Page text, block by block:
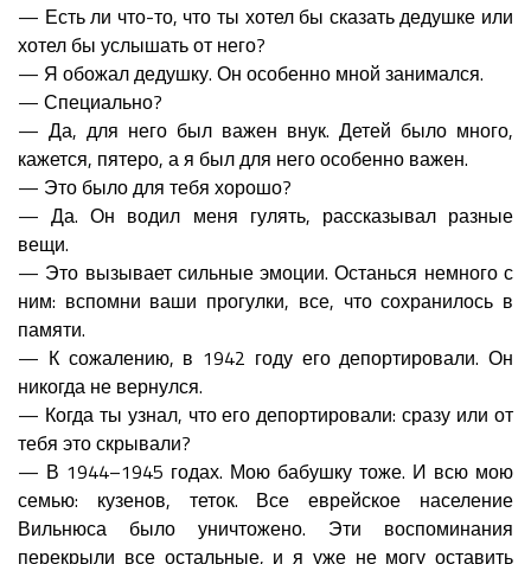
— Есть ли что-то, что ты хотел бы сказать дедушке или
хотел бы услышать от него?
— Я обожал дедушку. Он особенно мной занимался.
— Специально?
— Да, для него был важен внук. Детей было много,
кажется, пятеро, а я был для него особенно важен.
— Это было для тебя хорошо?
— Да. Он водил меня гулять, рассказывал разные
вещи.
— Это вызывает сильные эмоции. Останься немного с
ним: вспомни ваши прогулки, все, что сохранилось в
памяти.
— К сожалению, в 1942 году его депортировали. Он
никогда не вернулся.
— Когда ты узнал, что его депортировали: сразу или от
тебя это скрывали?
— В 1944–1945 годах. Мою бабушку тоже. И всю мою
семью: кузенов, теток. Все еврейское население
Вильнюса было уничтожено. Эти воспоминания
перекрыли все остальные, и я уже не могу оставить